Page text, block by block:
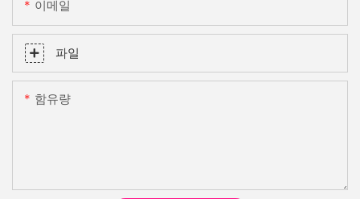
이메일
파일
함유량